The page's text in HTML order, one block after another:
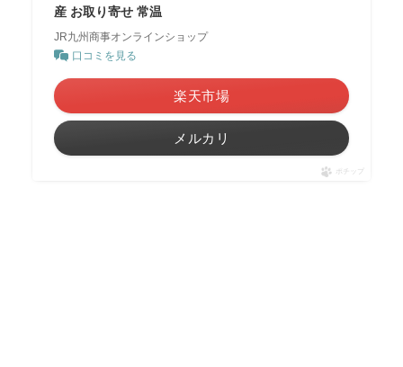
産 お取り寄せ 常温
JR九州商事オンラインショップ
口コミを見る
楽天市場
メルカリ
ポチップ